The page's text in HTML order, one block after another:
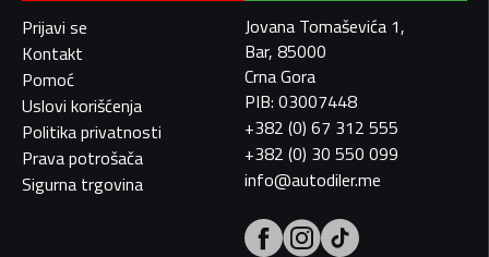
Prijavi se
Kontakt
Pomoć
Uslovi korišćenja
Politika privatnosti
Prava potrošača
Sigurna trgovina
Jovana Tomaševića 1,
Bar, 85000
Crna Gora
PIB: 03007448
+382 (0) 67 312 555
+382 (0) 30 550 099
info@autodiler.me